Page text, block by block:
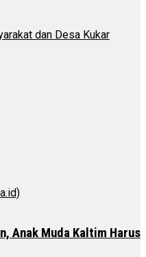
dan Desa Kukar
Anak Muda Kaltim Harus